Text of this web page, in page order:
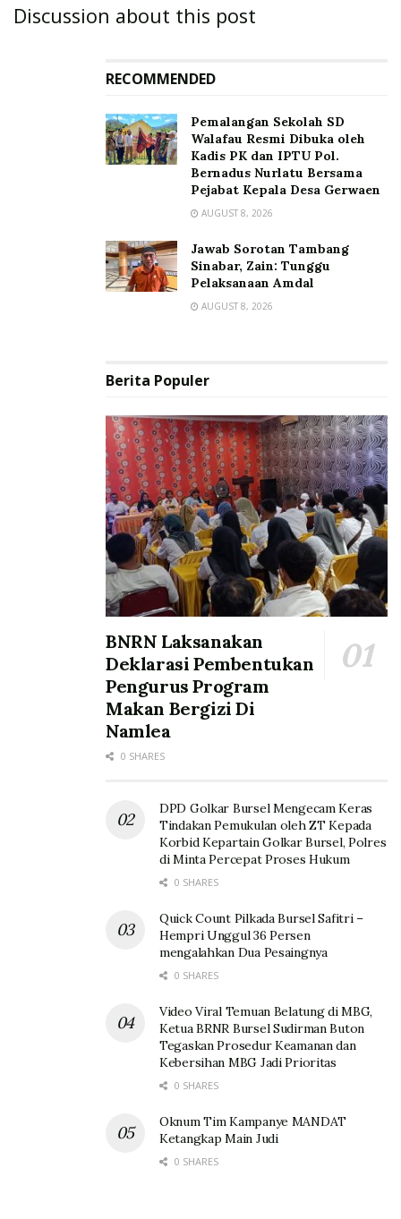
Discussion about this post
RECOMMENDED
Pemalangan Sekolah SD
Walafau Resmi Dibuka oleh
Kadis PK dan IPTU Pol.
Bernadus Nurlatu Bersama
Pejabat Kepala Desa Gerwaen
AUGUST 8, 2026
Jawab Sorotan Tambang
Sinabar, Zain: Tunggu
Pelaksanaan Amdal
AUGUST 8, 2026
Berita Populer
BNRN Laksanakan
Deklarasi Pembentukan
Pengurus Program
Makan Bergizi Di
Namlea
0 SHARES
DPD Golkar Bursel Mengecam Keras
Tindakan Pemukulan oleh ZT Kepada
Korbid Kepartain Golkar Bursel, Polres
di Minta Percepat Proses Hukum
0 SHARES
Quick Count Pilkada Bursel Safitri –
Hempri Unggul 36 Persen
mengalahkan Dua Pesaingnya
0 SHARES
Video Viral Temuan Belatung di MBG,
Ketua BRNR Bursel Sudirman Buton
Tegaskan Prosedur Keamanan dan
Kebersihan MBG Jadi Prioritas
0 SHARES
Oknum Tim Kampanye MANDAT
Ketangkap Main Judi
0 SHARES